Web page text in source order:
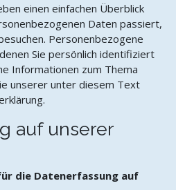
einen einfachen Überblick
Daten passiert,
Personenbezogene
Sie persönlich identifiziert
Informationen zum Thema
unserer unter diesem Text
auf unserer
die Datenerfassung auf